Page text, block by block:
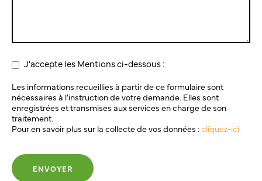
J'accepte les Mentions ci-dessous :
Les informations recueillies à partir de ce formulaire sont
nécessaires à l'instruction de votre demande. Elles sont
enregistrées et transmises aux services en charge de son
traitement.
Pour en savoir plus sur la collecte de vos données :cliquez-ici
ENVOYER